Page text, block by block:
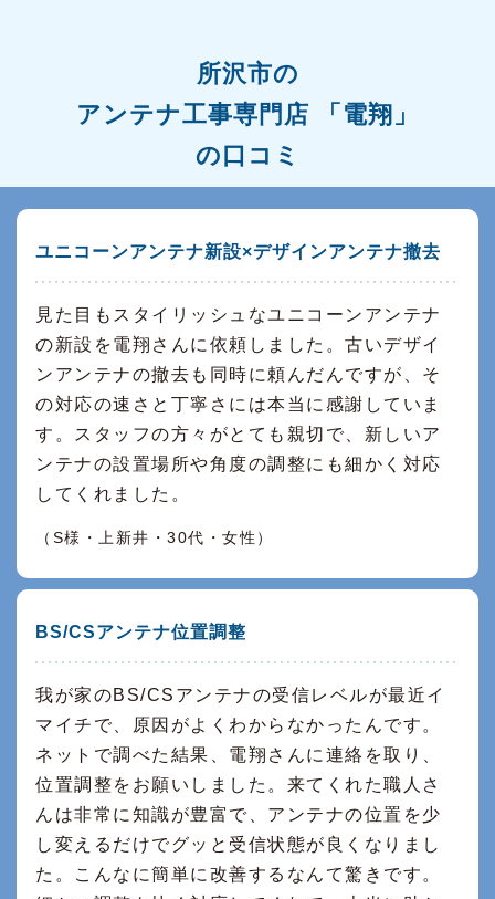
所沢市の
アンテナ工事専門店 「電翔」
の口コミ
ユニコーンアンテナ新設×デザインアンテナ撤去
見た目もスタイリッシュなユニコーンアンテナ
の新設を電翔さんに依頼しました。古いデザイ
ンアンテナの撤去も同時に頼んだんですが、そ
の対応の速さと丁寧さには本当に感謝していま
す。スタッフの方々がとても親切で、新しいア
ンテナの設置場所や角度の調整にも細かく対応
してくれました。
（S様・上新井・30代・女性）
BS/CSアンテナ位置調整
我が家のBS/CSアンテナの受信レベルが最近イ
マイチで、原因がよくわからなかったんです。
ネットで調べた結果、電翔さんに連絡を取り、
位置調整をお願いしました。来てくれた職人さ
んは非常に知識が豊富で、アンテナの位置を少
し変えるだけでグッと受信状態が良くなりまし
た。こんなに簡単に改善するなんて驚きです。